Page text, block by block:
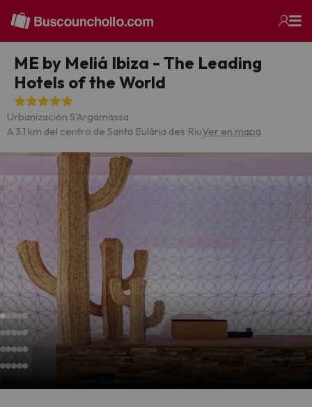
ME by Meliá Ibiza - The Leading
Hotels of the World
Urbanización S'Argamassa
A 3.1 km del centro de Santa Eulària des RiuVer en mapa